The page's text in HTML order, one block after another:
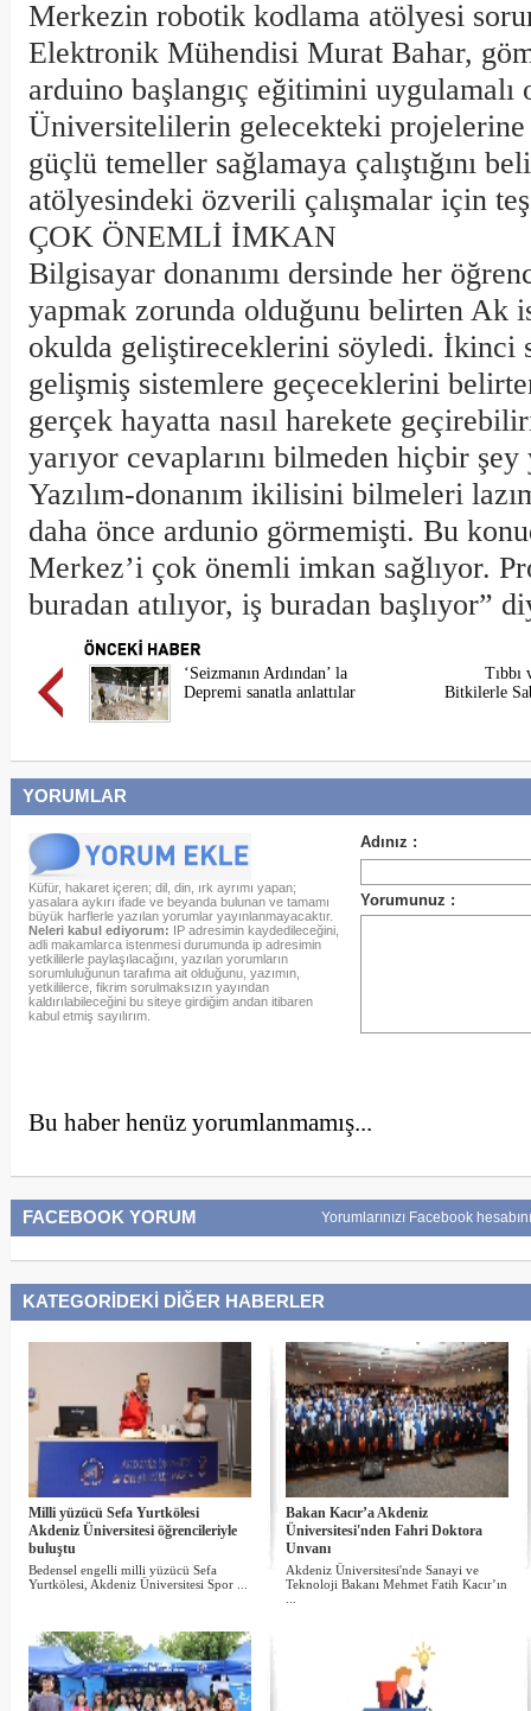
Merkezin robotik kodlama atölyesi
Elektronik Mühendisi Murat Bahar,
arduino başlangıç eğitimini uygulamalı
Üniversitelilerin gelecekteki
güçlü temeller sağlamaya çalıştığını
atölyesindeki özverili çalışmalar için
ÇOK ÖNEMLİ İMKAN
Bilgisayar donanımı dersinde her
yapmak zorunda olduğunu belirten Ak
okulda geliştireceklerini söyledi. İkinci
gelişmiş sistemlere geçeceklerini
gerçek hayatta nasıl harekete
yarıyor cevaplarını bilmeden hiçbir şey
Yazılım-donanım ikilisini bilmeleri
daha önce ardunio görmemişti. Bu
Merkez’i çok önemli imkan sağlıyor.
buradan atılıyor, iş buradan başlıyor”
‘Seizmanın Ardından’ la
Depremi sanatla anlattılar
Tıbbı
Bitkilerle
YORUMLAR
Küfür, hakaret içeren; dil, din, ırk ayrımı yapan;
yasalara aykırı ifade ve beyanda bulunan ve tamamı
büyük harflerle yazılan yorumlar yayınlanmayacaktır.
Neleri kabul ediyorum: IP adresimin kaydedileceğini,
adli makamlarca istenmesi durumunda ip adresimin
yetkililerle paylaşılacağını, yazılan yorumların
sorumluluğunun tarafıma ait olduğunu, yazımın,
yetkililerce, fikrim sorulmaksızın yayından
kaldırılabileceğini bu siteye girdiğim andan itibaren
kabul etmiş sayılırım.
Bu haber henüz yorumlanmamış...
FACEBOOK YORUM Yorumlarınızı Facebook
KATEGORİDEKİ DİĞER HABERLER
Milli yüzücü Sefa Yurtkölesi
Akdeniz Üniversitesi öğrencileriyle
buluştu
Bedensel engelli milli yüzücü Sefa
Yurtkölesi, Akdeniz Üniversitesi Spor ...
Bakan Kacır’a Akdeniz
Üniversitesi'nden Fahri Doktora
Unvanı
Akdeniz Üniversitesi'nde Sanayi ve
Teknoloji Bakanı Mehmet Fatih Kacır’ın